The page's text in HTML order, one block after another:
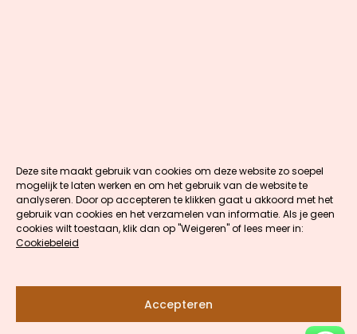
Deze site maakt gebruik van cookies om deze website zo soepel
mogelijk te laten werken en om het gebruik van de website te
analyseren. Door op accepteren te klikken gaat u akkoord met het
gebruik van cookies en het verzamelen van informatie. Als je geen
cookies wilt toestaan, klik dan op "Weigeren" of lees meer in:
Cookiebeleid
Accepteren